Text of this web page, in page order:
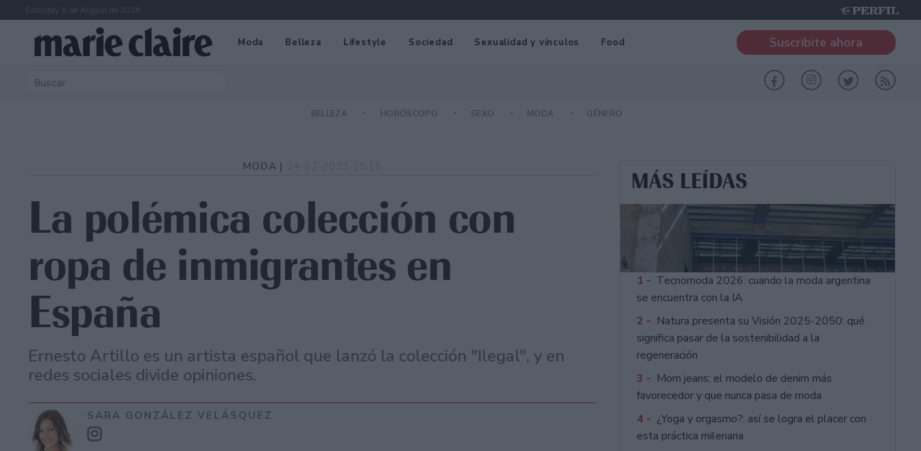
Saturday 8 de August de 2026
Moda Belleza Lifestyle Sociedad Sexualidad y vínculos Food Suscribite ahora
BELLEZA HORÓSCOPO SEXO MODA GÉNERO
MODA |
La polémica colección con
ropa de inmigrantes en
España
Ernesto Artillo es un artista español que lanzó la colección "Ilegal", y en
redes sociales divide opiniones.
SARA GONZÁLEZ VELÁSQUEZ
MÁS LEÍDAS
1 - Tecnomoda 2026: cuando la moda argentina
se encuentra con la IA
2 - Natura presenta su Visión 2025-2050: qué
significa pasar de la sostenibilidad a la
regeneración
3 - Mom jeans: el modelo de denim más
favorecedor y que nunca pasa de moda
4 - ¿Yoga y orgasmo?: así se logra el placer con
esta práctica milenaria